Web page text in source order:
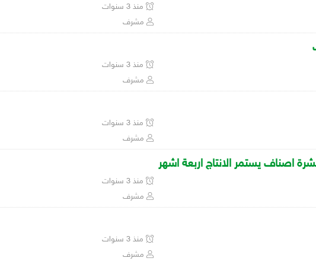
منذ 3 سنوات
مشرف
منذ 3 سنوات
مشرف
منذ 3 سنوات
مشرف
اصناف يستمر الانتاج اربعة اشهر
منذ 3 سنوات
مشرف
منذ 3 سنوات
مشرف